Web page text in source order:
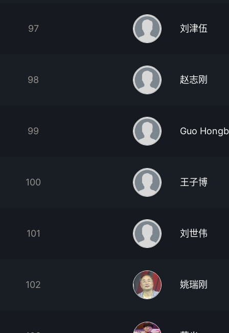
97 刘津伍
98 赵志刚
99 Guo
100 王子博
101 刘世伟
102 姚瑞刚